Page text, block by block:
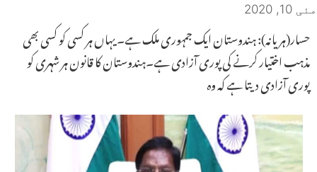
مئی 10, 2020
حسار(ہریانہ): ہندوستان ایک جمہوری ملک ہے۔ یہاں ہر کسی کو کسی بھی
مذہب اختیار کرنے کی پوری آزادی ہے۔ہندوستان کا قانون ہر شہری کو
پوری آزادی دیتا ہے کہ وہ